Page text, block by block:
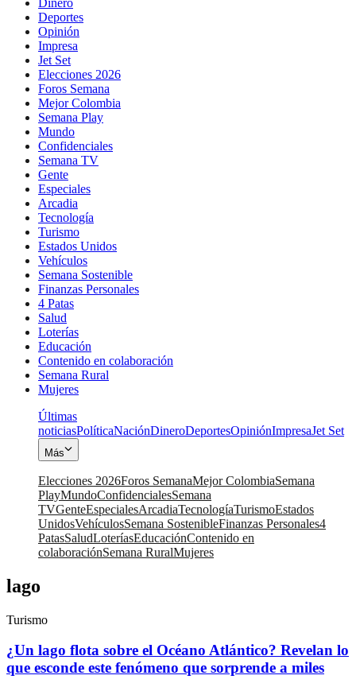
Deportes
Opinión
Impresa
Jet Set
Elecciones 2026
Foros Semana
Mejor Colombia
Semana Play
Mundo
Confidenciales
Semana TV
Gente
Especiales
Arcadia
Tecnología
Turismo
Estados Unidos
Vehículos
Semana Sostenible
Finanzas Personales
4 Patas
Salud
Loterías
Educación
Contenido en colaboración
Semana Rural
Mujeres
Últimas
noticiasPolíticaNaciónDineroDeportesOpiniónImpresaJet Set
Más
Elecciones 2026Foros SemanaMejor ColombiaSemana
PlayMundoConfidencialesSemana
TVGenteEspecialesArcadiaTecnologíaTurismoEstados
UnidosVehículosSemana SostenibleFinanzas Personales4
PatasSaludLoteríasEducaciónContenido en
colaboraciónSemana RuralMujeres
lago
Turismo
¿Un lago flota sobre el Océano Atlántico? Revelan lo
que esconde este fenómeno que sorprende a miles